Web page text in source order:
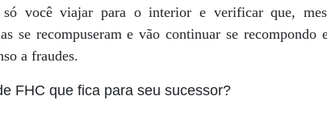
só você viajar para o interior e verificar que,
se recompuseram e vão continuar se recompondo
a fraudes.
FHC que fica para seu sucessor?